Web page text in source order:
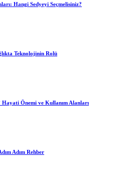
Hangi Sedyeyi Seçmelisiniz?
Teknolojinin Rolü
Önemi ve Kullanım Alanları
Adım Rehber